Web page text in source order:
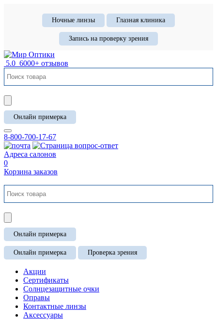
Ночные линзы Глазная клиника
Запись на проверку зрения
5.0 6000+ отзывов
Онлайн примерка
8-800-700-17-67
Адреса салонов
0
Корзина заказов
Онлайн примерка
Онлайн примерка Проверка зрения
Акции
Сертификаты
Солнцезащитные очки
Оправы
Контактные линзы
Аксессуары